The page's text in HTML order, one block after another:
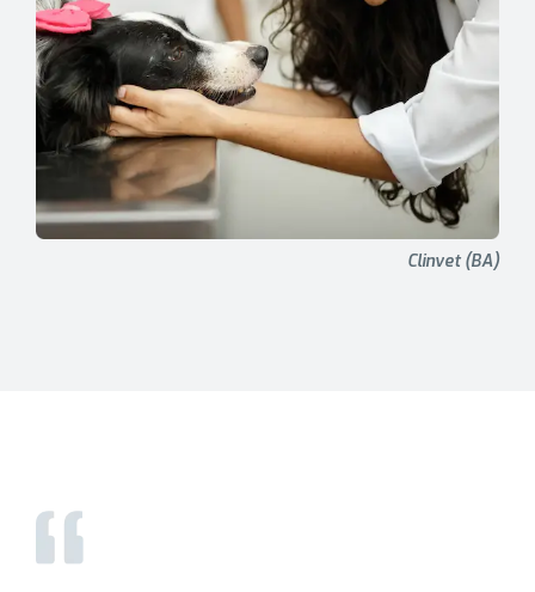
Clinvet (BA)